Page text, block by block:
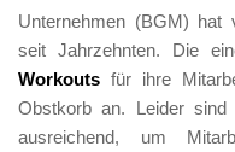
Unternehmen (BGM) hat
seit Jahrzehnten. Die
Workouts für ihre
Obstkorb an. Leider sind
ausreichend, um